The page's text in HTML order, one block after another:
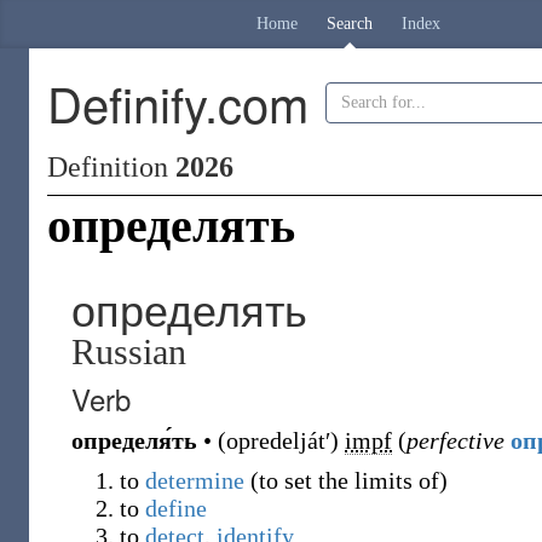
Home Search Index
Definify.com
Definition 2026
определять
определять
Russian
Verb
определя́ть • (opredeljátʹ) impf (perfective
to determine (to set the limits of)
to define
to detect, identify